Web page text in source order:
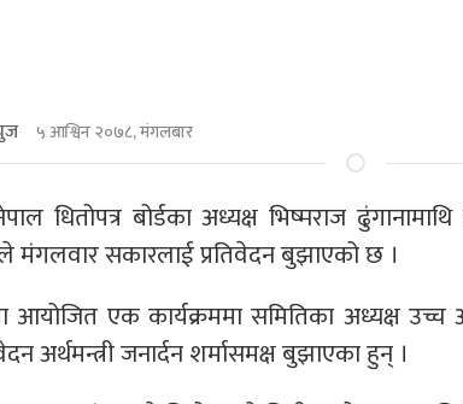
५ आश्विन २०७८, मंगलबार
धितोपत्र बोर्डका अध्यक्ष भिष्मराज
मंगलवार सकारलाई प्रतिवेदन बुझाएको छ ।
आयोजित एक कार्यक्रममा समितिका अध्यक्ष
अर्थमन्त्री जनार्दन शर्मासमक्ष बुझाएका हुन् ।